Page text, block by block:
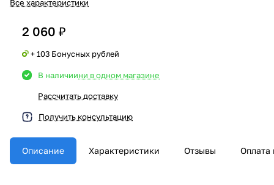
Все характеристики
2 060 ₽
+ 103 Бонусных рублей
В наличиини в одном магазине
Рассчитать доставку
Получить консультацию
Описание Характеристики Отзывы Оплата